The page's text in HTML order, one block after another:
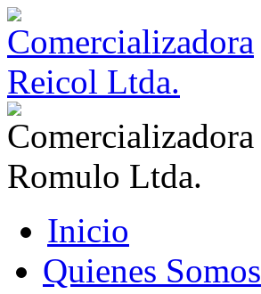
Inicio
Quienes Somos